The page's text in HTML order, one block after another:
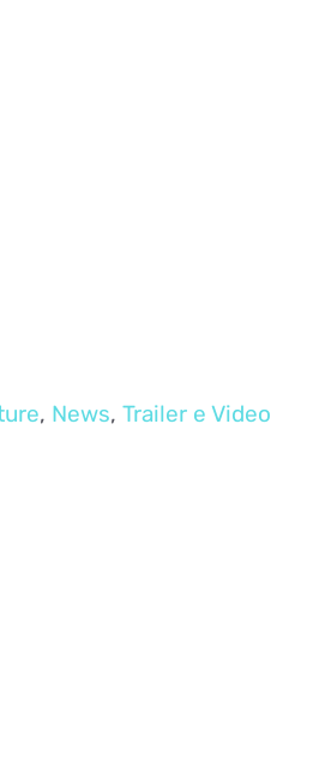
, News,Trailer e Video